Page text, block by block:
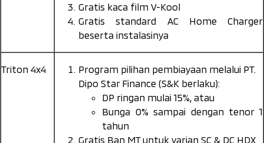
Gratis kaca film V-Kool
Gratis standard AC Home Charger
beserta instalasinya
Triton 4x4
Program pilihan pembiayaan melalui PT.
Dipo Star Finance (S&K berlaku):
DP ringan mulai 15%, atau
Bunga 0% sampai dengan tenor 1
tahun
Gratis Ban MT untuk varian SC & DC HDX